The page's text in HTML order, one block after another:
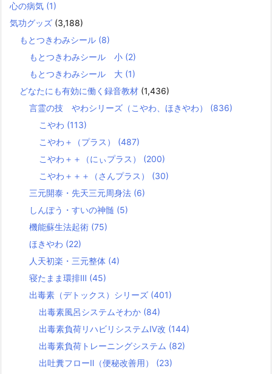
心の病気 (1)
気功グッズ (3,188)
もとつきわみシール (8)
もとつきわみシール 小 (2)
もとつきわみシール 大 (1)
どなたにも有効に働く録音教材 (1,436)
言霊の技 やわシリーズ（こやわ、ほきやわ） (836)
こやわ (113)
こやわ＋（プラス） (487)
こやわ＋＋（にぃプラス） (200)
こやわ＋＋＋（さんプラス） (30)
三元開泰・先天三元周身法 (6)
しんぽう・すいの神髄 (5)
機能蘇生法起術 (75)
ほきやわ (22)
人天初楽・三元整体 (4)
寝たまま環排Ⅲ (45)
出毒素（デトックス）シリーズ (401)
出毒素風呂システムそわか (84)
出毒素負荷リハビリシステムⅣ改 (144)
出毒素負荷トレーニングシステム (82)
出吐糞フローⅡ（便秘改善用） (23)